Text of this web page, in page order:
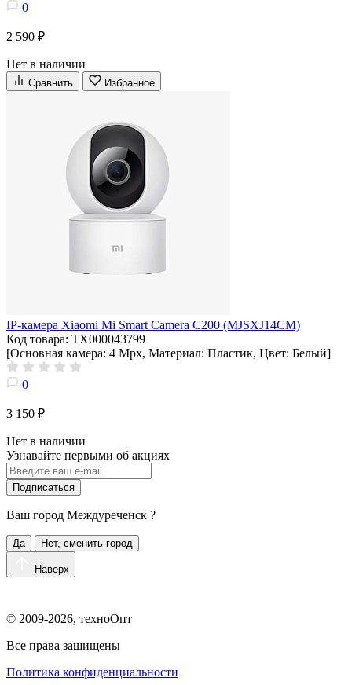
0
2 590 ₽
Нет в наличии
Сравнить Избранное
IP-камера Xiaomi Mi Smart Camera C200 (MJSXJ14CM)
Код товара: ТХ000043799
[Основная камера: 4 Mpx, Материал: Пластик, Цвет: Белый]
0
3 150 ₽
Нет в наличии
Узнавайте первыми об акциях
Подписаться
Ваш город Междуреченск ?
Да Нет, сменить город
Наверх
© 2009-2026, техноОпт
Все права защищены
Политика конфиденциальности